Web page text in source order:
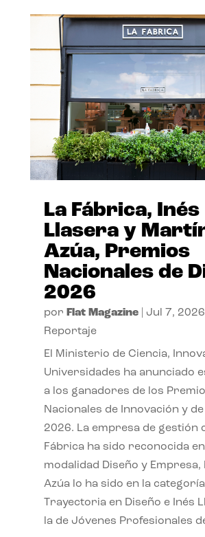
La Fábrica, Inés
Llasera y
Azúa, Premios
Nacionales de
2026
por Flat Magazine| Jul 7, 2026
Reportaje
El Ministerio de Ciencia,
Universidades ha anunciado
a los ganadores de los
Nacionales de Innovación y
2026. La empresa de gestión
Fábrica ha sido reconocida
modalidad Diseño y Empresa,
Azúa lo ha sido en la categoría
Trayectoria en Diseño e Inés
la de Jóvenes Profesionales